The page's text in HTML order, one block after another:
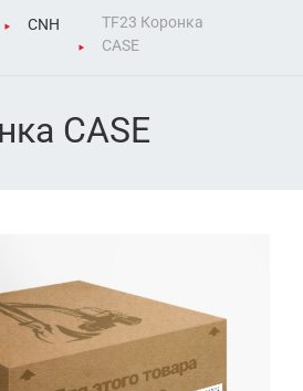
CNH
TF23 Коронка
CASE
CASE